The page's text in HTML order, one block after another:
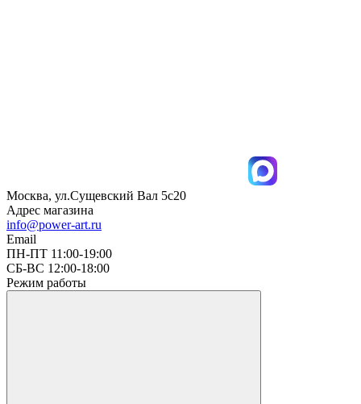
Москва, ул.Сущевский Вал 5с20
Адрес магазина
info@power-art.ru
Email
ПН-ПТ 11:00-19:00
СБ-ВС 12:00-18:00
Режим работы